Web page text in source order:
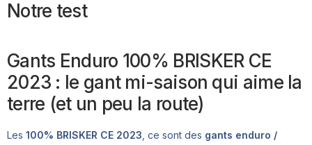
Notre test
Gants Enduro 100% BRISKER CE
2023 : le gant mi-saison qui aime la
terre (et un peu la route)
Les 100% BRISKER CE 2023 , ce sont des gants enduro /